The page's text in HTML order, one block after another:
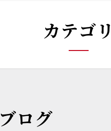
カテゴ
ブログ